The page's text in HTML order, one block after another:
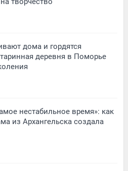
дома и гордятся
деревня в Поморье
нестабильное время»: как
из Архангельска создала